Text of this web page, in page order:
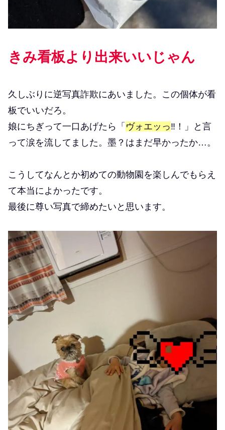
きみ看板より出来いいじゃん
久しぶりに逆写真詐欺にあいました。この個体が看
板でいいだろ。
娘にちぎって一口あげたら「 ヴォエッっ‼！」と言
って涙を流してました。墨？はまだ早かったか…。
こうしてなんとか初めての動物園を楽しんでもらえ
て本当によかったです。
最後に尊い写真で締めたいと思います。